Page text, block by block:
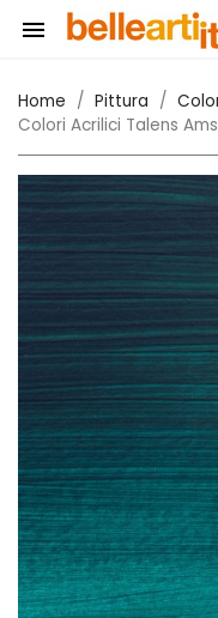

Home Pittura
Colori Acrilici Talens